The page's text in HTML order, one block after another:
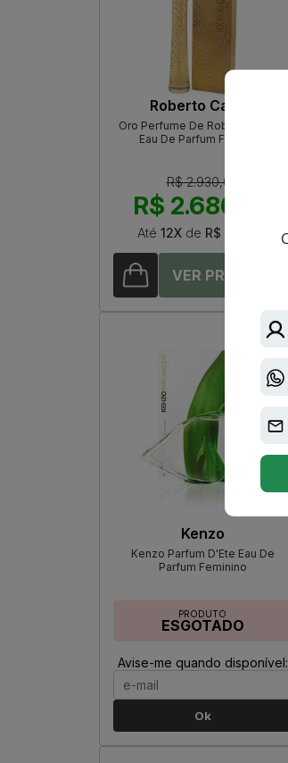
Roberto Cavalli
Oro Perfume De Roberto Cavalli
Eau De Parfum Feminino
R$ 2.930,00
R$ 2.686,60
Até 12Xde R$ 223,88
Kenzo
Kenzo Parfum D'Ete Eau De
Parfum Feminino
PRODUTO
ESGOTADO
Avise-me quando disponível:
Ok